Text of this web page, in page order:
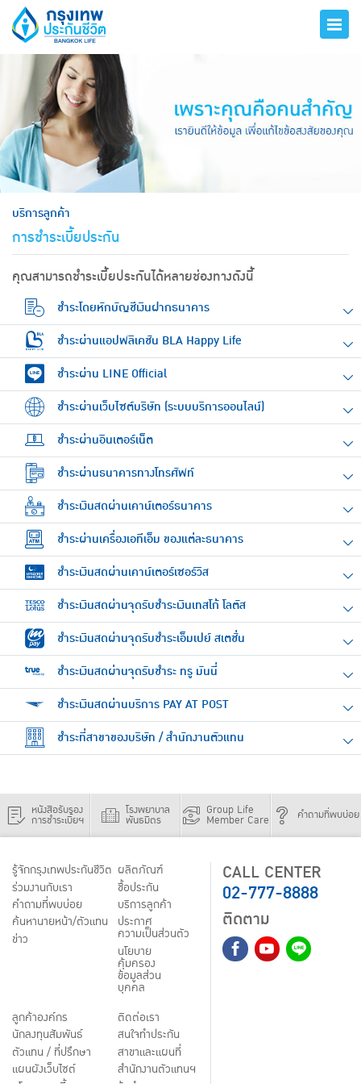
บริการลูกค้า
การชำระเบี้ยประกัน
คุณสามารถชำระเบี้ยประกันได้หลายช่องทางดังนี้
ชำระโดยหักบัญชีเงินฝากธนาคาร
ชำระผ่านแอปพลิเคชัน BLA Happy Life
ชำระผ่าน LINE Official
ชำระผ่านเว็บไซต์บริษัท (ระบบบริการออนไลน์)
ชำระผ่านอินเตอร์เน็ต
ชำระผ่านธนาคารทางโทรศัพท์
ชำระเงินสดผ่านเคาน์เตอร์ธนาคาร
ชำระผ่านเครื่องเอทีเอ็ม ของแต่ละธนาคาร
ชำระเงินสดผ่านเคาน์เตอร์เซอร์วิส
ชำระเงินสดผ่านจุดรับชำระเงินเทสโก้ โลตัส
ชำระเงินสดผ่านจุดรับชำระเอ็มเปย์ สเตชั่น
ชำระเงินสดผ่านจุดรับชำระ ทรู มันนี่
ชำระเงินสดผ่านบริการ PAY AT POST
ชำระที่สาขาของบริษัท / สำนักงานตัวแทน
หนังสือรับรอง
การชำระเบี้ยฯ
โรงพยาบาล
พันธมิตร
Group Life
Member Care คำถามที่พบบ่อย
รู้จักกรุงเทพประกันชีวิต
ร่วมงานกับเรา
คำถามที่พบบ่อย
ค้นหานายหน้า/ตัวแทน
ข่าว
ผลิตภัณฑ์
ชื้อประกัน
บริการลูกค้า
ประกาศ
ความเป็นส่วนตัว
นโยบาย
คุ้มครอง
ข้อมูลส่วน
บุคคล
ลูกค้าองค์กร
นักลงทุนสัมพันธ์
ตัวแทน / ที่ปรึกษา
แผนผังเว็บไซต์
ติดต่อเรา
สนใจทำประกัน
สาขาและแผนที่
สำนักงานตัวแทนฯ
CALL CENTER
02-777-8888
ติดตาม